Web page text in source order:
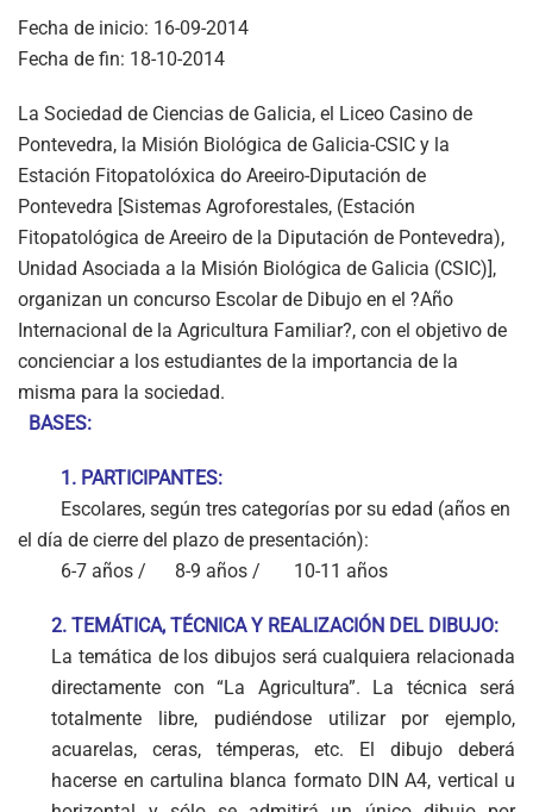
Fecha de inicio: 16-09-2014
Fecha de fin: 18-10-2014
La Sociedad de Ciencias de Galicia, el Liceo Casino de
Pontevedra, la Misión Biológica de Galicia-CSIC y la
Estación Fitopatolóxica do Areeiro-Diputación de
Pontevedra [Sistemas Agroforestales, (Estación
Fitopatológica de Areeiro de la Diputación de Pontevedra),
Unidad Asociada a la Misión Biológica de Galicia (CSIC)],
organizan un concurso Escolar de Dibujo en el ?Año
Internacional de la Agricultura Familiar?, con el objetivo de
concienciar a los estudiantes de la importancia de la
misma para la sociedad.
BASES:
1. PARTICIPANTES:
Escolares, según tres categorías por su edad (años en
el día de cierre del plazo de presentación):
6-7 años /
8-9 años / 10-11 años
2. TEMÁTICA, TÉCNICA Y REALIZACIÓN DEL DIBUJO:
La temática de los dibujos será cualquiera relacionada
directamente con “La Agricultura”. La técnica será
totalmente libre, pudiéndose utilizar por ejemplo,
acuarelas, ceras, témperas, etc. El dibujo deberá
hacerse en cartulina blanca formato DIN A4, vertical u